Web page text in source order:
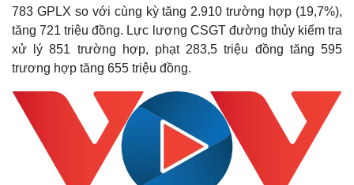
783 GPLX so với cùng kỳ tăng 2.910 trường hợp (19,7%),
tăng 721 triệu đồng. Lực lượng CSGT đường thủy kiểm tra
xử lý 851 trường hợp, phạt 283,5 triệu đồng tăng 595
trương hợp tăng 655 triệu đồng.